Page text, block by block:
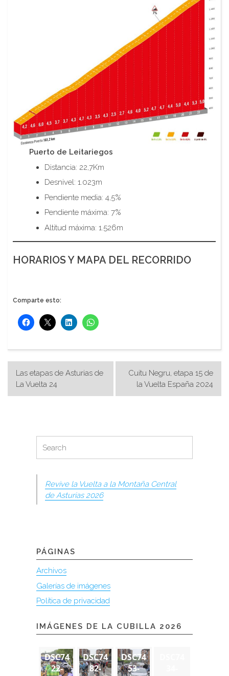
Puerto de Leitariegos
Distancia: 22,7Km
Desnivel: 1.023m
Pendiente media: 4,5%
Pendiente máxima: 7%
Altitud máxima: 1.526m
HORARIOS Y MAPA DEL RECORRIDO
Comparte esto:
Navegación
de
Las etapas de Asturias de
La Vuelta 24
Cuitu Negru, etapa 15 de
la Vuelta España 2024
for:
Search
Revive la Vuelta a la Montaña Central
de Asturias 2026
PÁGINAS
Archivos
Galerías de imágenes
Política de privacidad
IMÁGENES DE LA CUBILLA 2026
DSC74
22-
DSC74
82-
DSC74
53-